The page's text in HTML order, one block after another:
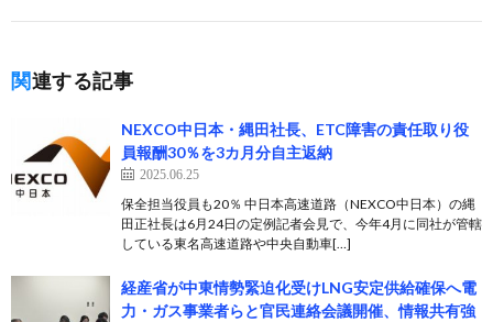
関連する記事
NEXCO中日本・縄田社長、ETC障害の責任取り役
員報酬30％を3カ月分自主返納
2025.06.25
保全担当役員も20％ 中日本高速道路（NEXCO中日本）の縄
田正社長は6月24日の定例記者会見で、今年4月に同社が管轄
している東名高速道路や中央自動車[…]
経産省が中東情勢緊迫化受けLNG安定供給確保へ電
力・ガス事業者らと官民連絡会議開催、情報共有強